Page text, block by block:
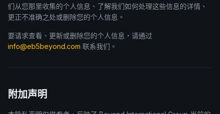
们从您那里收集的个人信息、了解我们如何处理这些信息的详情、
更正不准确之处或删除您的个人信息。
要请求查看、更新或删除您的个人信息，请通过
info@eb5beyond.com 联系我们。
附加声明